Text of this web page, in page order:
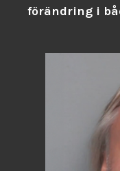
förändring i